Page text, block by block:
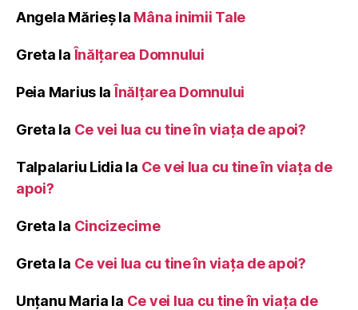
Angela Mărieșla Mâna inimii Tale
Greta la Înălţarea Domnului
Peia Marius la Înălţarea Domnului
Greta la Ce vei lua cu tine în viața de apoi?
Talpalariu Lidia la Ce vei lua cu tine în viața de
apoi?
Greta la Cincizecime
Greta la Ce vei lua cu tine în viața de apoi?
Unțanu Maria la Ce vei lua cu tine în viața de